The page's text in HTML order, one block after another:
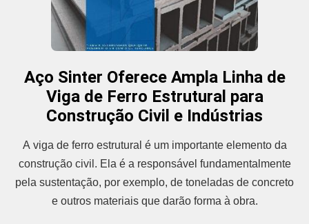
Aço Sinter Oferece Ampla Linha de
Viga de Ferro Estrutural para
Construção Civil e Indústrias
A viga de ferro estrutural é um importante elemento da
construção civil. Ela é a responsável fundamentalmente
pela sustentação, por exemplo, de toneladas de concreto
e outros materiais que darão forma à obra.